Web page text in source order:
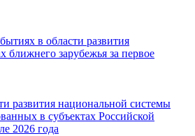
в области развития
ближнего зарубежья за первое
развития национальной системы
в субъектах Российской
2026 года